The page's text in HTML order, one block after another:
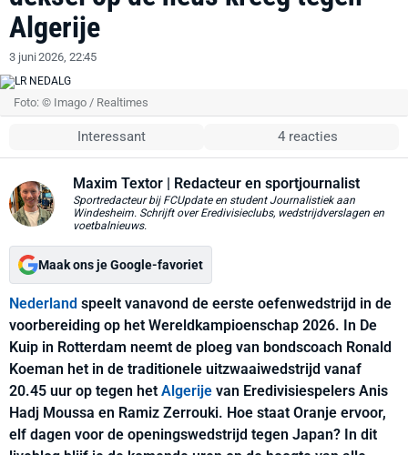
Algerije
3 juni 2026, 22:45
Foto: © Imago / Realtimes
Interessant 4 reacties
Maxim Textor | Redacteur en sportjournalist
Sportredacteur bij FCUpdate en student Journalistiek aan
Windesheim. Schrijft over Eredivisieclubs, wedstrijdverslagen en
voetbalnieuws.
Maak ons je Google-favoriet
Nederland speelt vanavond de eerste oefenwedstrijd in de
voorbereiding op het Wereldkampioenschap 2026. In De
Kuip in Rotterdam neemt de ploeg van bondscoach Ronald
Koeman het in de traditionele uitzwaaiwedstrijd vanaf
20.45 uur op tegen het Algerije van Eredivisiespelers Anis
Hadj Moussa en Ramiz Zerrouki. Hoe staat Oranje ervoor,
elf dagen voor de openingswedstrijd tegen Japan? In dit